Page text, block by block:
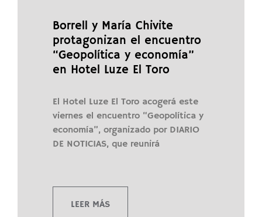
Borrell y María Chivite
protagonizan el encuentro
“Geopolítica y economía”
en Hotel Luze El Toro
El Hotel Luze El Toro acogerá este
viernes el encuentro “Geopolítica y
economía”, organizado por DIARIO
DE NOTICIAS, que reunirá
LEER MÁS